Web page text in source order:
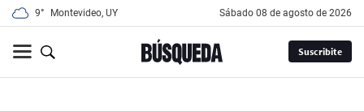
9° Montevideo, UY sábado 08 de agosto de 2026
Suscribite